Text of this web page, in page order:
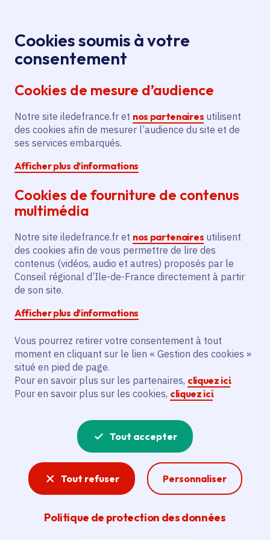
Cookies soumis à votre
consentement
Cookies de mesure d’audience
Notre site iledefrance.fr et nos partenaires utilisent
des cookies afin de mesurer l’audience du site et de
ses services embarqués.
Afficher plus d’informations
Cookies de fourniture de contenus
multimédia
Notre site iledefrance.fr et nos partenaires utilisent
des cookies afin de vous permettre de lire des
contenus (vidéos, audio et autres) proposés par le
Conseil régional d’Ile-de-France directement à partir
de son site.
Afficher plus d’informations
Vous pourrez retirer votre consentement à tout
moment en cliquant sur le lien « Gestion des cookies »
situé en pied de page.
Pour en savoir plus sur les partenaires, cliquez ici.
Pour en savoir plus sur les cookies, cliquez ici.
Tout accepter
Tout refuser Personnaliser
Politique de protection des données
Accueil Tous les services
pour la police municipale
Acquisition d’un véhicule pour
la police municipale
Sécurité
Communes
Courtry (77)
Voté en 2020
Description
L'action vise à améliorer l'équipement des
forces de sécurité pour la commune de
Courtry. Cela comprend l'achat d'un
véhicule renault kangoo pour le service de
police municipale.
Voir la délibération
Sécurité
Transports, lycées, communes, mis en place par
la Région le « bouclier de sécurité » permet de
renforcer la sécurité des Franciliens sur tout le
territoire et sur plusieurs secteurs.